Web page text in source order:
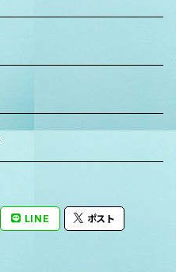
LINE ポスト